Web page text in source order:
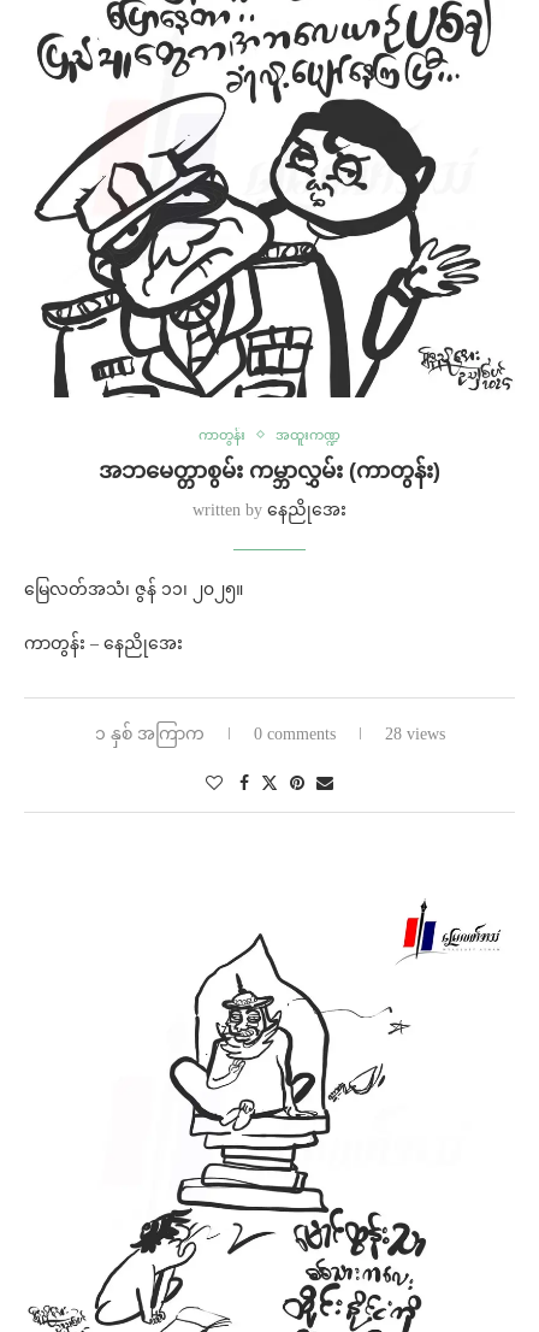
ကာတွန်း အထူးကဏ္ဍ
အဘမေတ္တာစွမ်း ကမ္ဘာလွှမ်း (ကာတွန်း)
written by နေညိုအေး
မြေလတ်အသံ၊ ဇွန် ၁၁၊ ၂၀၂၅။
ကာတွန်း – နေညိုအေး
၁ နှစ် အကြာက 0 comments 28 views